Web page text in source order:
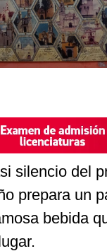
silencio del
prepara un
bebida